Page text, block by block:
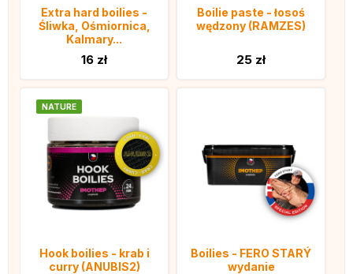
Extra hard boilies -
Śliwka, Ośmiornica,
Kalmary...
16 zł
Boilie paste - łosoś
wędzony (RAMZES)
25 zł
NATURE
Hook boilies - krab i
curry (ANUBIS2)
Boilies - FERO STARÝ
wydanie